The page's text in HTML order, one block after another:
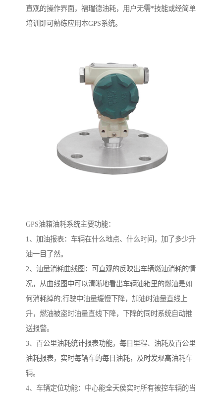
直观的操作界面，福瑞德油耗，用户无需*技能或经简单
培训即可熟练应用本GPS系统。
GPS油箱油耗系统主要功能：
1、加油报表：车辆在什么地点、什么时间，加了多少升
油一目了然。
2、油量消耗曲线图：可直观的反映出车辆燃油消耗的情
况，从曲线图中可以清晰地看出车辆油箱里的燃油是如
何消耗掉的;行驶中油量缓慢下降，加油时油量直线上
升，燃油被盗时油量直线下降，下降的同时系统自动推
送报警。
3、百公里油耗统计报表功能，每日里程、油耗及百公里
油耗报表，实时每辆车的每日油耗，及时发现高油耗车
辆。
4、车辆定位功能：中心能全天侯实时所有被控车辆的当